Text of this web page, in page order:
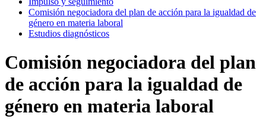
Comisión negociadora del plan de acción para la igualdad de
género en materia laboral
Estudios diagnósticos
Comisión negociadora del plan
de acción para la igualdad de
género en materia laboral